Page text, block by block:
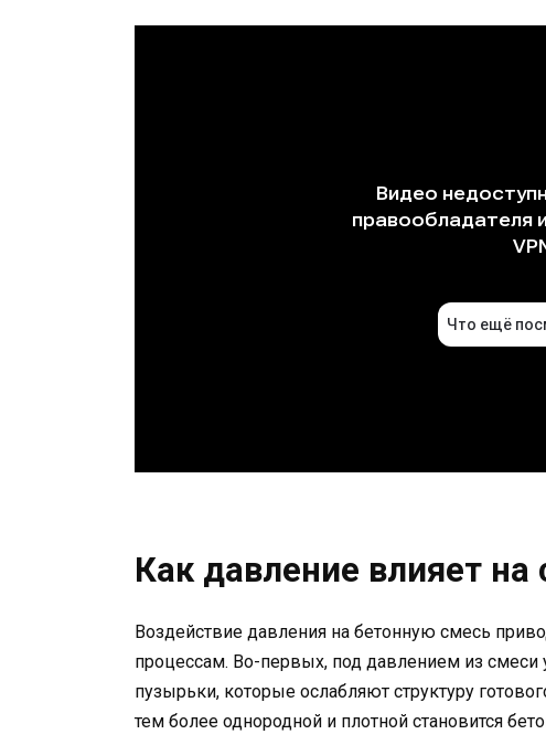
Как давление влияет на
Воздействие давления на бетонную смесь
процессам. Во-первых, под давлением из
пузырьки, которые ослабляют структуру
тем более однородной и плотной становится